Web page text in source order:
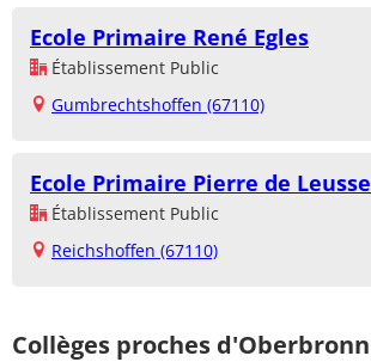
Ecole Primaire René Egles
Établissement Public
Gumbrechtshoffen (67110)
Ecole Primaire Pierre de Leusse
Établissement Public
Reichshoffen (67110)
Collèges proches d'Oberbronn